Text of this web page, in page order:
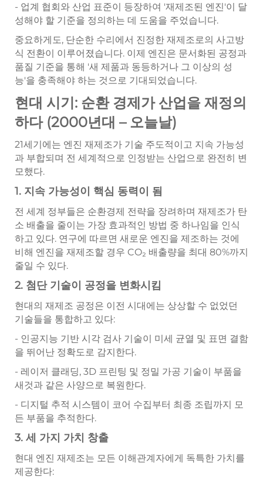
- 업계 협회와 산업 표준이 등장하여 '재제조된 엔진'이 달
성해야 할 기준을 정의하는 데 도움을 주었습니다.
중요하게도, 단순한 수리에서 진정한 재제조로의 사고방
식 전환이 이루어졌습니다. 이제 엔진은 문서화된 공정과
품질 기준을 통해 '새 제품과 동등하거나 그 이상의 성
능'을 충족해야 하는 것으로 기대되었습니다.
현대 시기: 순환 경제가 산업을 재정의
하다 (2000년대 – 오늘날)
21세기에는 엔진 재제조가 기술 주도적이고 지속 가능성
과 부합되며 전 세계적으로 인정받는 산업으로 완전히 변
모했다.
1. 지속 가능성이 핵심 동력이 됨
전 세계 정부들은 순환경제 전략을 장려하며 재제조가 탄
소 배출을 줄이는 가장 효과적인 방법 중 하나임을 인식
하고 있다. 연구에 따르면 새로운 엔진을 제조하는 것에
비해 엔진을 재제조할 경우 CO₂ 배출량을 최대 80%까지
줄일 수 있다.
2. 첨단 기술이 공정을 변화시킴
현대의 재제조 공정은 이전 시대에는 상상할 수 없었던
기술들을 통합하고 있다:
- 인공지능 기반 시각 검사 기술이 미세 균열 및 표면 결함
을 뛰어난 정확도로 감지한다.
- 레이저 클래딩, 3D 프린팅 및 정밀 가공 기술이 부품을
새것과 같은 사양으로 복원한다.
- 디지털 추적 시스템이 코어 수집부터 최종 조립까지 모
든 부품을 추적한다.
3. 세 가지 가치 창출
현대 엔진 재제조는 모든 이해관계자에게 독특한 가치를
제공한다: